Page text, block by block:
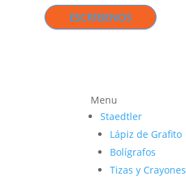
ESCRÍBENOS
Menu
Staedtler
Lápiz de Grafito
Bolígrafos
Tizas y Crayones